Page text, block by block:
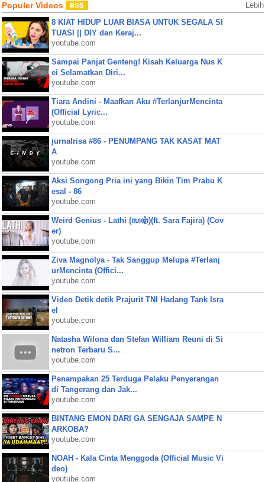
Populer Videos Lebih
8 KIAT HIDUP LUAR BIASA UNTUK SEGALA SI
TUASI || DIY dan Keraj...
youtube.com
Sampai Panjat Genteng! Kisah Keluarga Nus K
ei Selamatkan Diri...
youtube.com
Tiara Andini - Maafkan Aku #TerlanjurMencinta
(Official Lyric...
youtube.com
jurnalrisa #86 - PENUMPANG TAK KASAT MAT
A
youtube.com
Aksi Songong Pria ini yang Bikin Tim Prabu K
esal - 86
youtube.com
Weird Genius - Lathi (ꦭꦛꦶ)(ft. Sara Fajira) (Cov
er)
youtube.com
Ziva Magnolya - Tak Sanggup Melupa #Terlanj
urMencinta (Offici...
youtube.com
Video Detik detik Prajurit TNI Hadang Tank Isra
el
youtube.com
Natasha Wilona dan Stefan William Reuni di Si
netron Terbaru S...
youtube.com
Penampakan 25 Terduga Pelaku Penyerangan
di Tangerang dan Jak...
youtube.com
BINTANG EMON DARI GA SENGAJA SAMPE N
ARKOBA?
youtube.com
NOAH - Kala Cinta Menggoda (Official Music Vi
deo)
youtube.com